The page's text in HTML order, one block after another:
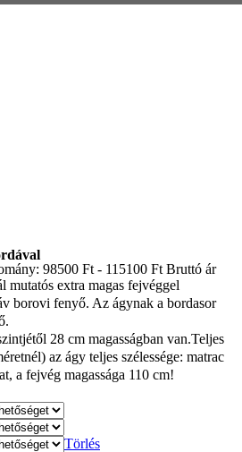
98500 Ft - 115100 Ft Bruttó ár
mutatós extra magas fejvéggel
borovi fenyő. Az ágynak a bordasor
28 cm magasságban van.Teljes
az ágy teljes szélessége: matrac
a fejvég magassága 110 cm!
Törlés